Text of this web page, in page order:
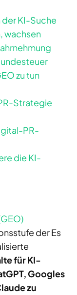
der KI-Suche
wachsen
zu tun
Strategie
PR-
die KI-
derEs
für KI-
Googles
zu